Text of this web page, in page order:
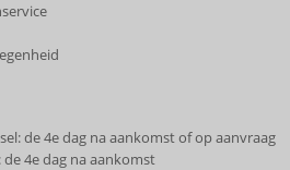
de 4e dag na aankomst of op aanvraag
de 4e dag na aankomst